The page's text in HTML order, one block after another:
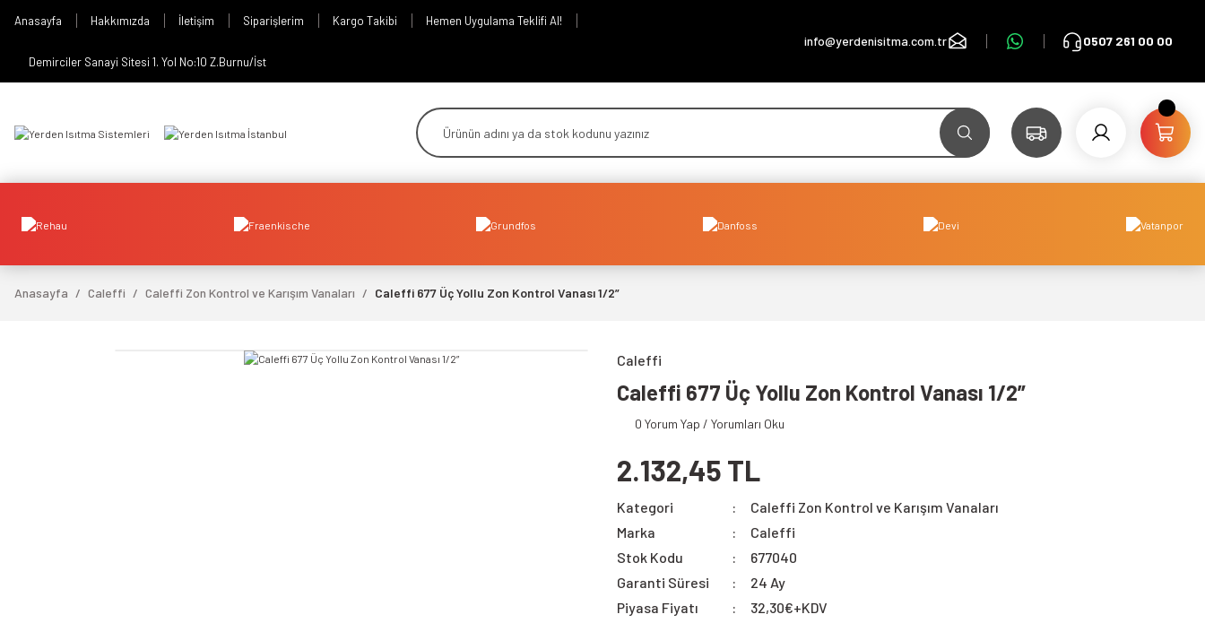
Anasayfa Hakkımızda İletişim Siparişlerim Kargo Takibi Hemen Uygulama Teklifi Al!
Demirciler Sanayi Sitesi 1. Yol No:10 Z.Burnu/İst
info@yerdenisitma.com.tr 0507 261 00 00
Anasayfa Caleffi Caleffi Zon Kontrol ve Karışım Vanaları Caleffi 677 Üç Yollu Zon Kontrol Vanası 1/2”
Caleffi
Caleffi 677 Üç Yollu Zon Kontrol Vanası 1/2”
0 Yorum Yap / Yorumları Oku
2.132,45 TL
Kategori
Caleffi Zon Kontrol ve Karışım Vanaları
Marka
Caleffi
Stok Kodu
677040
Garanti Süresi
24 Ay
Piyasa Fiyatı
32,30€+KDV